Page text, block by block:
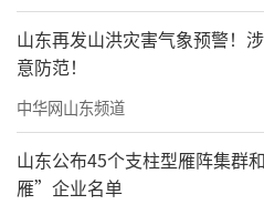
山东再发山洪灾害气象预警！
意防范！
中华网山东频道
山东公布45个支柱型雁阵集群
雁”企业名单